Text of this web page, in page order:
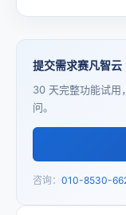
提交需求赛凡智云
30 天完整功能试用
问。
咨询： 010-8530-